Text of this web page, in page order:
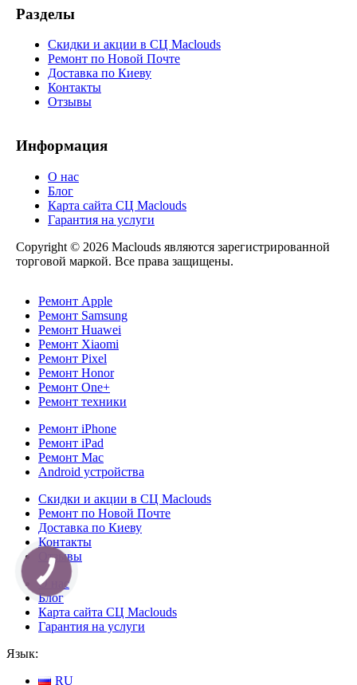
Разделы
Скидки и акции в СЦ Maclouds
Ремонт по Новой Почте
Доставка по Киеву
Контакты
Отзывы
Информация
О нас
Блог
Карта сайта СЦ Maclouds
Гарантия на услуги
Copyright © 2026 Maclouds являются зарегистрированной
торговой маркой. Все права защищены.
Ремонт Apple
Ремонт Samsung
Ремонт Huawei
Ремонт Xiaomi
Ремонт Pixel
Ремонт Honor
Ремонт One+
Ремонт техники
Ремонт iPhone
Ремонт iPad
Ремонт Mac
Android устройства
Скидки и акции в СЦ Maclouds
Ремонт по Новой Почте
Доставка по Киеву
Контакты
Отзывы
О нас
Блог
Карта сайта СЦ Maclouds
Гарантия на услуги
Язык:
RU
КНОПКА
СВЯЗИ